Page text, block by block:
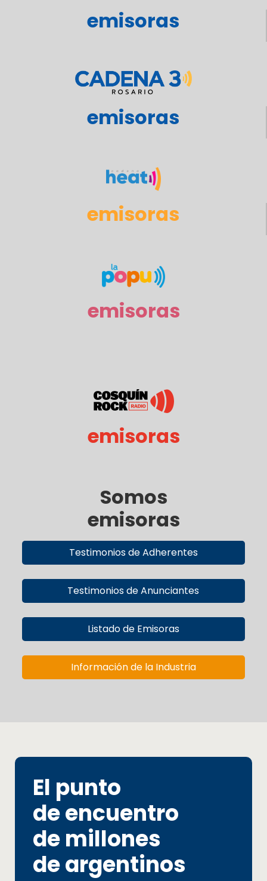
emisoras
emisoras
emisoras
emisoras
emisoras
Somos
emisoras
Testimonios de Adherentes
Testimonios de Anunciantes
Listado de Emisoras
Información de la Industria
El punto
de encuentro
de millones
de argentinos